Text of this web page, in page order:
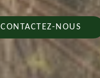
CONTACTEZ-NOUS